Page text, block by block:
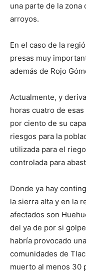
una parte de la
arroyos.
En el caso de la
presas muy
además de Rojo
Actualmente, y
horas cuatro de
por ciento de su
riesgos para la
utilizada para el
controlada para
Donde ya hay
la sierra alta y en la
afectados son
del ya de por si
habría provocado
comunidades de
muerto al menos 30